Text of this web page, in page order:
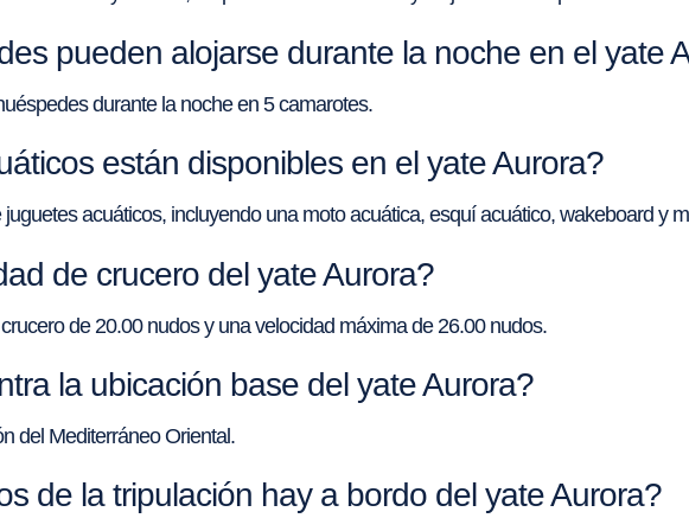
pueden alojarse durante la noche en el yate
durante la noche en 5 camarotes.
están disponibles en el yate Aurora?
acuáticos, incluyendo una moto acuática, esquí acuático, wakeboard y
de crucero del yate Aurora?
de 20.00 nudos y una velocidad máxima de 26.00 nudos.
la ubicación base del yate Aurora?
del Mediterráneo Oriental.
de la tripulación hay a bordo del yate Aurora?